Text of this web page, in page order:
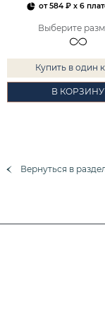
от584 ₽ x 6
Выберите
Купить в один
В КОРЗИНУ
Вернуться в